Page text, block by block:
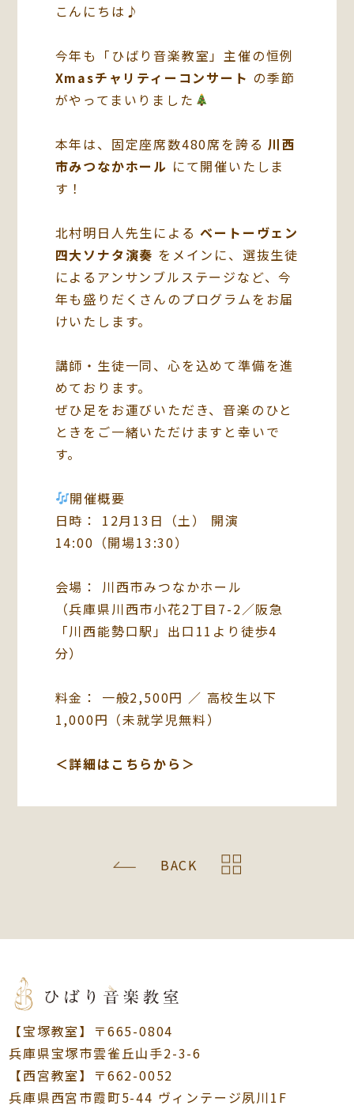
こんにちは♪
今年も「ひばり音楽教室」主催の恒例
Xmasチャリティーコンサート の季節
がやってまいりました
本年は、固定座席数480席を誇る川西
市みつなかホール にて開催いたしま
す！
北村明日人先生によるベートーヴェン
四大ソナタ演奏 をメインに、選抜生徒
によるアンサンブルステージなど、今
年も盛りだくさんのプログラムをお届
けいたします。
講師・生徒一同、心を込めて準備を進
めております。
ぜひ足をお運びいただき、音楽のひと
ときをご一緒いただけますと幸いで
す。
開催概要
日時： 12月13日（土） 開演
14:00（開場13:30）
会場： 川西市みつなかホール
（兵庫県川西市小花2丁目7-2／阪急
「川西能勢口駅」出口11より徒歩4
分）
料金： 一般2,500円 ／ 高校生以下
1,000円（未就学児無料）
＜詳細はこちらから＞
BACK
【宝塚教室】〒665-0804
兵庫県宝塚市雲雀丘山手2-3-6
【西宮教室】〒662-0052
兵庫県西宮市霞町5-44 ヴィンテージ夙川1F